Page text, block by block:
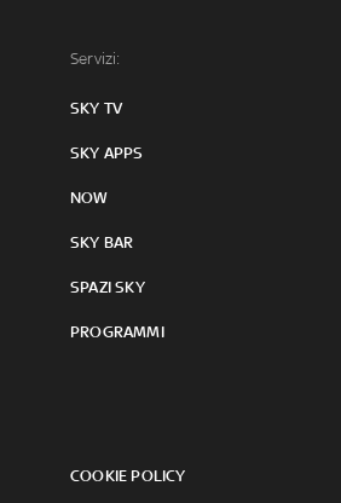
Servizi:
SKY TV
SKY APPS
NOW
SKY BAR
SPAZI SKY
PROGRAMMI
COOKIE POLICY